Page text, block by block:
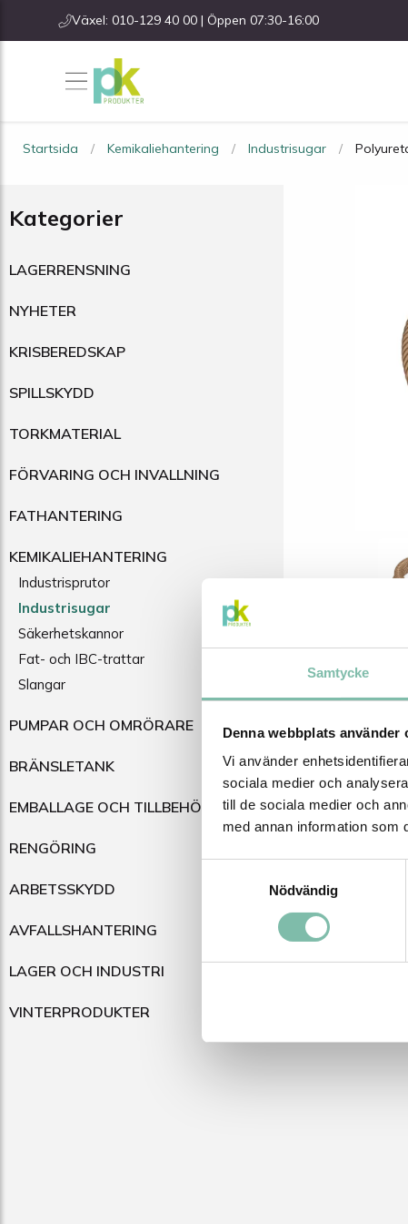
Samtycke
Denna webbplats använder
Vi använder
sociala medier och
till de sociala medier och
med annan information som
Nödvändig
Växel: 010-129 40 00 | Öppen 07:30-16:00
Startsida Kemikaliehantering Industrisugar
Kategorier
LAGERRENSNING
NYHETER
KRISBEREDSKAP
SPILLSKYDD
TORKMATERIAL
FÖRVARING OCH INVALLNING
FATHANTERING
KEMIKALIEHANTERING
Industrisprutor
Industrisugar
Säkerhetskannor
Fat- och IBC-trattar
Slangar
PUMPAR OCH OMRÖRARE
BRÄNSLETANK
EMBALLAGE OCH TILLBEHÖR
RENGÖRING
ARBETSSKYDD
AVFALLSHANTERING
LAGER OCH INDUSTRI
VINTERPRODUKTER